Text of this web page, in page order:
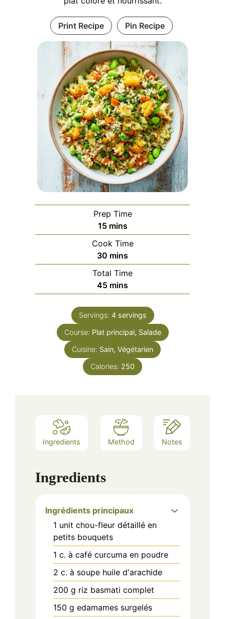
Print Recipe Pin Recipe
Prep Time
15minutes
mins
Cook Time
30 minutes
mins
Total Time
45minutes
mins
Servings: 4 servings
Course: Plat principal, Salade
Cuisine: Sain, Végétarien
Calories: 250
Ingredients Method Notes
Ingredients
Ingrédients principaux
1 unit chou-fleur détaillé en
petits bouquets
1 c. à café curcuma en poudre
2 c. à soupe huile d'arachide
200 g riz basmati complet
150 g edamames surgelés